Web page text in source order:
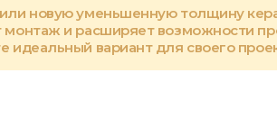
новую уменьшенную толщину
и расширяет возможности
идеальный вариант для своего